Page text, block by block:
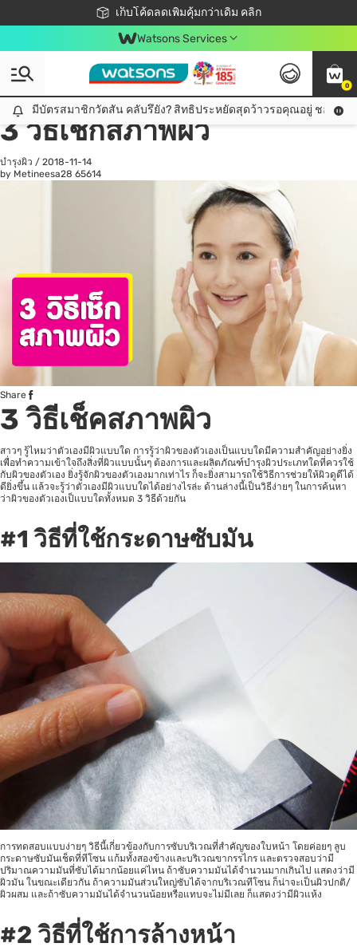
เก็บโค้ดลดเพิ่มคุ้มกว่าเดิม คลิก
ชอปออนไลน์ครั้งแรก ลดเพิ่มจุก ๆ 10%! 🎉
📦ส่งฟรี! เมื่อชอป 499฿
สมาชิกวัตสัน คลับดียังไง?
Watsons Services
0
มีบัตรสมาชิกวัตสัน คลับรึยัง? สิทธิประหยัดสุดว้าวรอคุณอยู่ ชอปคุ้มกว่าเดิม คลิก!
มีบัตรสมาชิกวัตสัน คลับรึยัง? สิทธิประหยัดสุดว้าวรอคุณอยู่ ชอปคุ้มก
All
ดูแลสุขภาพ
3 วิธีเช็กสภาพผิว
บำรุงผิว / 2018-11-14
by Metineesa28 65614
Share
3 วิธีเช็คสภาพผิว
สาวๆ รู้ไหมว่าตัวเองมีผิวแบบใด การรู้ว่าผิวของตัวเองเป็นแบบใดมีความสำคัญอย่างยิ่ง
เพื่อทำความเข้าใจถึงสิ่งที่ผิวแบบนั้นๆ ต้องการและผลิตภัณฑ์บำรุงผิวประเภทใดที่ควรใช้
กับผิวของตัวเอง ยิ่งรู้จักผิวของตัวเองมากเท่าไร ก็จะยิ่งสามารถใช้วิธีการช่วยให้ผิวดูดีได้
ดียิ่งขึ้น แล้วจะรู้ว่าตัวเองมีผิวแบบใดได้อย่างไรล่ะ ด้านล่างนี้เป็นวิธีง่ายๆ ในการค้นหา
ว่าผิวของตัวเองเป็แบบใดทั้งหมด 3 วิธีด้วยกัน
#1 วิธีที่ใช้กระดาษซับมัน
การทดสอบแบบง่ายๆ วิธีนี้เกี่ยวข้องกับการซับบริเวณที่สำคัญของใบหน้า โดยค่อยๆ ลูบ
กระดาษซับมันเช็ดที่ทีโซน แก้มทั้งสองข้างและบริเวณขากรรไกร และตรวจสอบว่ามี
ปริมาณความมันที่ซับได้มากน้อยแค่ไหน ถ้าซับความมันได้จำนวนมากเกินไป แสดงว่ามี
ผิวมัน ในขณะเดียวกัน ถ้าความมันส่วนใหญ่ซับได้จากบริเวณทีโซน ก็น่าจะเป็นผิวปกติ/
ผิวผสม และถ้าซับความมันได้จำนวนน้อยหรือแทบจะไม่มีเลย ก็แสดงว่ามีผิวแห้ง
#2วิธีที่ใช้การล้างหน้า